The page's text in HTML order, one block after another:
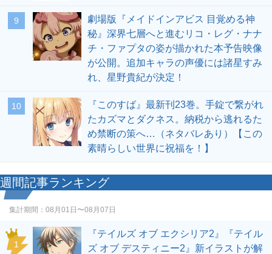
9
劇場版『メイドインアビス 目覚める神
秘』深界七層へと進むリコ・レグ・ナナ
チ・ファプタの姿が描かれた本予告映像
が公開。追加キャラの声優には諸星すみ
れ、星野貴紀が決定！
10
『このすば』最新刊23巻。手錠で繋がれ
たカズマとダクネス。納税から逃れるた
め禁断の策へ…（ネタバレあり）【この
素晴らしい世界に祝福を！】
週間記事ランキング
集計期間： 08月01日〜08月07日
1
『テイルズ オブ エクシリア2』『テイル
ズ オブ デスティニー2』新イラストが解